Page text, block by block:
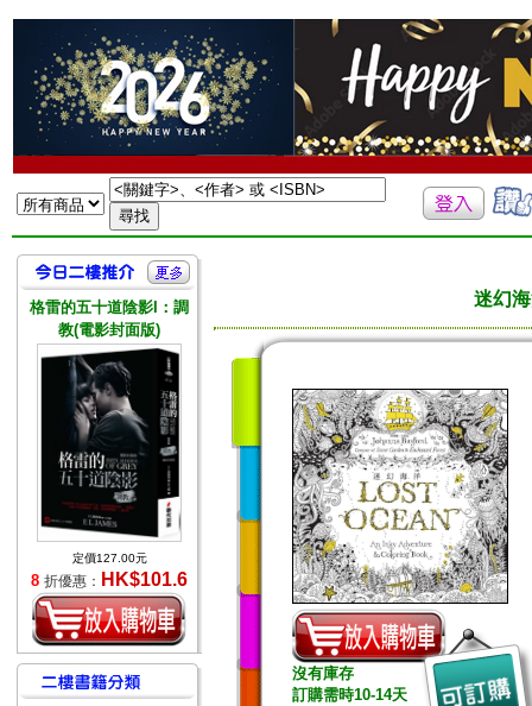
格雷的五十道陰影I：調
教(電影封面版)
定價127.00元
8 折優惠： HK$101.6
迷幻
沒有庫存
訂購需時10-14天